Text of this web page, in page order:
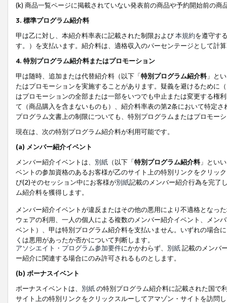
(k) 商品一覧ページに掲載されていない発表前の商品や予約開始前の商
3. 標準プログラム紹介料
甲は乙に対し、本紹介料率表に記載された制限および本規約を遵守す
す。）を支払います。紹介料は、適格収入のパーセンテージとして計
4. 特別プログラム紹介料またはプロモーション
甲は随時、追加または代替紹介料（以下「特別プログラム紹介料」と
たはプロモーションを実施することがあります。疑義を避けるために
はプロモーションの全部または一部をいつでも中止または変更する権
て（商品購入を含まないものも）、紹介料率表の第2条において特定
プログラム文書上の制限についても、特別プログラムまたはプロモー
現在は、次の特別プログラム紹介料が利用可能です。
(a) メンバー紹介イベント
メンバー紹介イベントは、 別紙 （以下「特別プログラム紹介料」とい
ベントの参加資格のあるお客様が乙のサイト上の特別リンクをクリッ
び(2)そのセッション中にお客様が別紙記載のメンバー紹介行為を完了
ム紹介料を獲得します。
メンバー紹介イベントが違反またはその他の悪用により不適格となっ
ウェアの利用、一人の個人による複数のメンバー紹介イベント、メン
ベント）、甲は特別プログラム紹介料を支払いません。いずれの場合
くは悪用があったか否かについて判断します。
アソシエイト・プログラム参加要件にかかわらず、 別紙記載のメンバ
ー紹介に関連する場合にのみ許可されるものとします。
(b) ボーナスイベント
ボーナスイベントは、 別紙の特別プログラム紹介料に記載された国で
サイト上の特別リンクをクリックスルーしてアマゾン・サイトを訪問